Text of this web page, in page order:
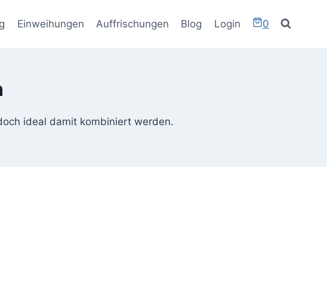
Einweihungen Auffrischungen Blog Login 0
ideal damit kombiniert werden.